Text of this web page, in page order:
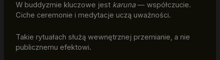
W buddyzmie kluczowe jest karuna— współczucie.
Ciche ceremonie i medytacje uczą uważności.
Takie rytuałach służą wewnętrznej przemianie, a nie
publicznemu efektowi.